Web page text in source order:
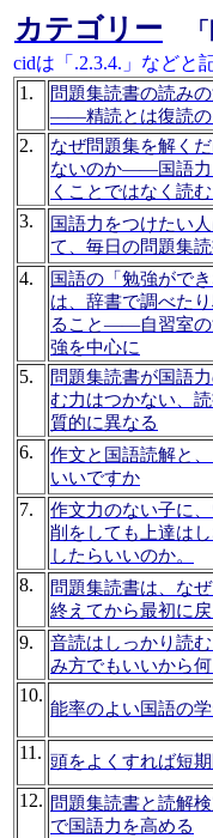
カテゴリー
cidは「.2.3.4.」などと
1.
問題集読書の読み
――精読とは復読の
2.
なぜ問題集を解く
ないのか――国語力
くことではなく読
3.
国語力をつけたい
て、毎日の問題集
4.
国語の「勉強がで
は、辞書で調べた
ること――自習室の
強を中心に
5.
問題集読書が国語
む力はつかない、
質的に異なる
6.
作文と国語読解と
いいですか
7.
作文力のない子に
削をしても上達は
したらいいのか。
8.
問題集読書は、な
終えてから最初に
9.
音読はしっかり読
み方でもいいから
10.
能率のよい国語の
11. 頭をよくすれば短
12. 問題集読書と読解
で国語力を高める